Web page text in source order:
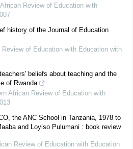
Review of Education with
history of the Journal of Education
Review of Education with Education with
beliefs about teaching and the
of Rwanda
African Review of Education with
the ANC School in Tanzania, 1978 to
and Loyiso Pulumani : book review
Review of Education with Education